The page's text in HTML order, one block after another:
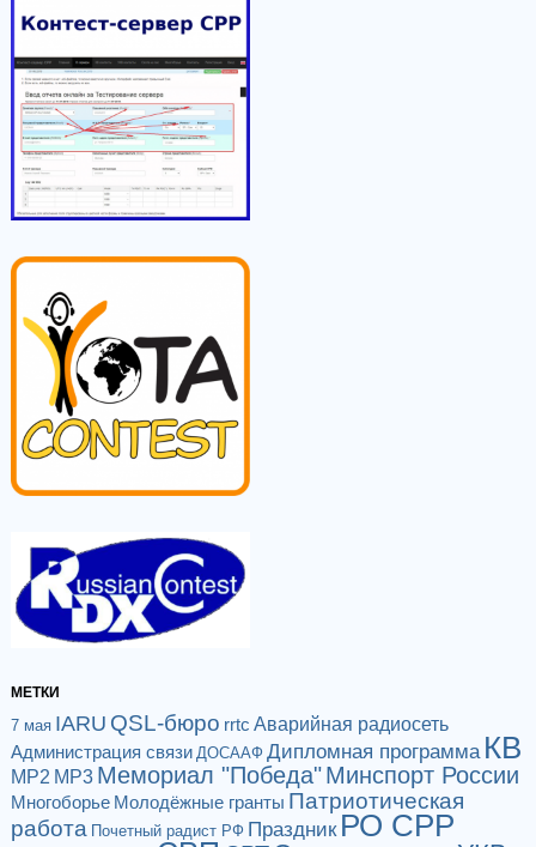
МЕТКИ
7 мая IARU QSL-бюро rrtc Аварийная радиосеть
Администрация связи ДОСААФ Дипломная программа КВ
МР2 МР3 Мемориал "Победа"Минспорт России
Многоборье Молодёжные гранты Патриотическая
работа Почетный радист РФ Праздник РО СРР